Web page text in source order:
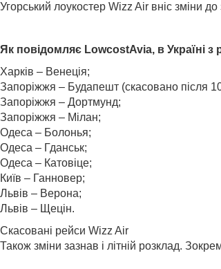
Угорський лоукостер Wizz Air вніс зміни
Як повідомляє LowcostAvia, в Україні з
Харків – Венеція;
Запоріжжя – Будапешт (скасовано після
Запоріжжя – Дортмунд;
Запоріжжя – Мілан;
Одеса – Болонья;
Одеса – Гданськ;
Одеса – Катовіце;
Київ – Ганновер;
Львів – Верона;
Львів – Щецін.
Скасовані рейси Wizz Air
Також зміни зазнав і літній розклад.